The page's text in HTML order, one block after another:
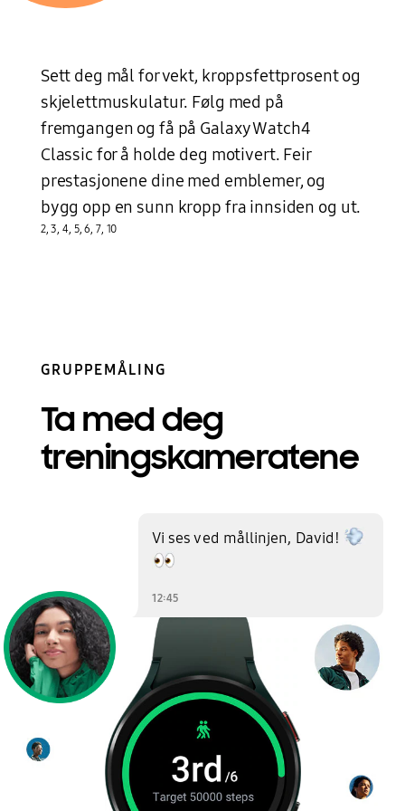
Sett deg mål for vekt, kroppsfettprosent og
skjelettmuskulatur. Følg med på
fremgangen og få på Galaxy Watch4
Classic for å holde deg motivert. Feir
prestasjonene dine med emblemer, og
bygg opp en sunn kropp fra innsiden og ut.
2,3 ,4, 5,6 7, 10
GRUPPEMÅLING
Ta med deg
treningskameratene
Vi ses ved mållinjen, David!
12:45